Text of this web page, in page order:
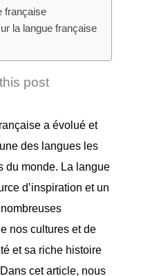
française
la langue française
post
a évolué et
des langues les
du monde. La langue
d’inspiration et un
nos cultures et de
et sa riche histoire
cet article, nous